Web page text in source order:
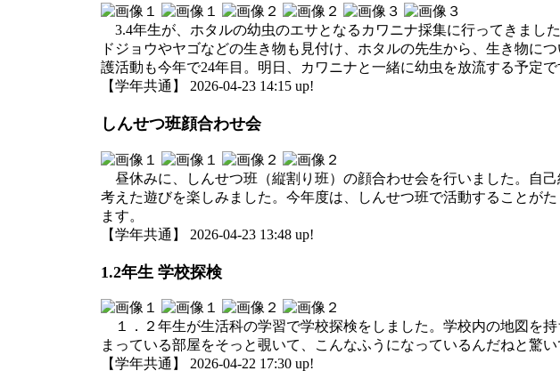
3.4年生が、ホタルの幼虫のエサとなるカワニナ採集に行ってきまし
ドジョウやヤゴなどの生き物も見付け、ホタルの先生から、生き物に
護活動も今年で24年目。明日、カワニナと一緒に幼虫を放流する予定で
【学年共通】 2026-04-23 14:15 up!
しんせつ班顔合わせ会
昼休みに、しんせつ班（縦割り班）の顔合わせ会を行いました。自
考えた遊びを楽しみました。今年度は、しんせつ班で活動することが
ます。
【学年共通】 2026-04-23 13:48 up!
1.2年生 学校探検
１．２年生が生活科の学習で学校探検をしました。学校内の地図を
まっている部屋をそっと覗いて、こんなふうになっているんだねと驚
【学年共通】 2026-04-22 17:30 up!